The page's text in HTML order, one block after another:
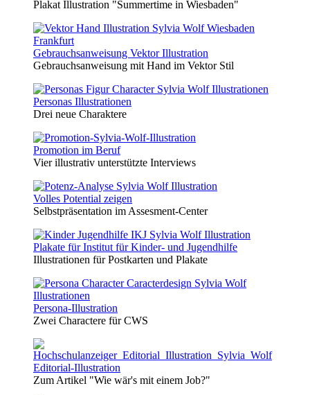
Plakat Illustration "Summertime in Wiesbaden"
Gebrauchsanweisung Vektor Illustration
Gebrauchsanweisung mit Hand im Vektor Stil
Personas Illustrationen
Drei neue Charaktere
Promotion im Beruf
Vier illustrativ unterstützte Interviews
Volles Potential zeigen
Selbstpräsentation im Assesment-Center
Plakate für Institut für Kinder- und Jugendhilfe
Illustrationen für Postkarten und Plakate
Persona-Illustration
Zwei Charactere für CWS
Editorial-Illustration
Zum Artikel "Wie wär's mit einem Job?"